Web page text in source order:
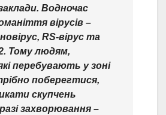
Водночас
вірусів –
RS-вірус та
Тому людям,
перебувають у зоні
поберегтися,
скупчень
захворювання –